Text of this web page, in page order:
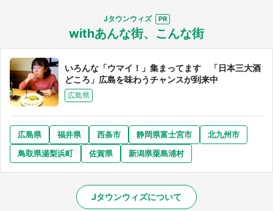
Jタウンウィズ
withあんな街、こんな街
いろんな「ウマイ！」集まってます 「日本三大酒
どころ」広島を味わうチャンスが到来中
広島県
広島県 福井県 西条市 静岡県富士宮市
北九州市
鳥取県湯梨浜町
佐賀県 新潟県粟島浦村
Jタウンウィズについて